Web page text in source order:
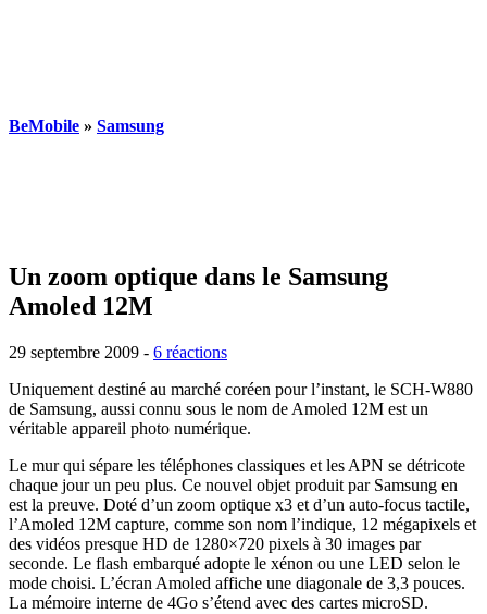
BeMobile » Samsung
Un zoom optique dans le Samsung
Amoled 12M
29 septembre 2009 - 6 réactions
Uniquement destiné au marché coréen pour l’instant, le SCH-W880
de Samsung, aussi connu sous le nom de Amoled 12M est un
véritable appareil photo numérique.
Le mur qui sépare les téléphones classiques et les APN se détricote
chaque jour un peu plus. Ce nouvel objet produit par Samsung en
est la preuve. Doté d’un zoom optique x3 et d’un auto-focus tactile,
l’Amoled 12M capture, comme son nom l’indique, 12 mégapixels et
des vidéos presque HD de 1280×720 pixels à 30 images par
seconde. Le flash embarqué adopte le xénon ou une LED selon le
mode choisi. L’écran Amoled affiche une diagonale de 3,3 pouces.
La mémoire interne de 4Go s’étend avec des cartes microSD.